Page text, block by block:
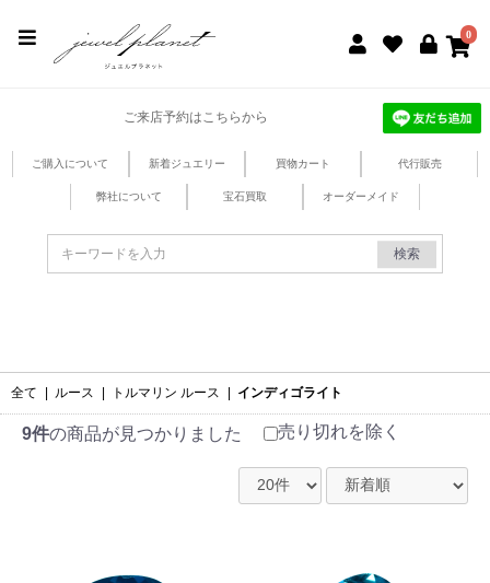
0
ご来店予約はこちらから
ご購入について 新着ジュエリー 買物カート 代行販売
弊社について 宝石買取 オーダーメイド
検索
全て ルース トルマリン ルース インディゴライト
9件の商品が見つかりました 売り切れを除く